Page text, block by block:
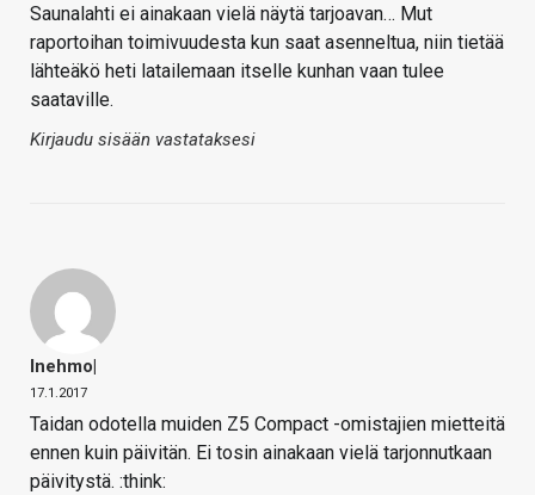
Saunalahti ei ainakaan vielä näytä tarjoavan… Mut
raportoihan toimivuudesta kun saat asenneltua, niin tietää
lähteäkö heti latailemaan itselle kunhan vaan tulee
saataville.
Kirjaudu sisään vastataksesi
Inehmo|
17.1.2017
Taidan odotella muiden Z5 Compact -omistajien mietteitä
ennen kuin päivitän. Ei tosin ainakaan vielä tarjonnutkaan
päivitystä. :think: